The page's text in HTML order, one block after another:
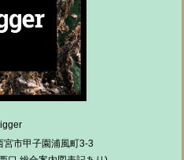
市甲子園浦風町3-3